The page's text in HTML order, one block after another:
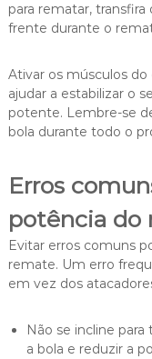
para rematar,
frente durante o
Ativar os músculos
ajudar a estabilizar o
potente. Lembre-se
bola durante todo o
Erros
potência do
Evitar erros comuns
remate. Um erro
em vez dos
Não se incline
a bola e reduzir a